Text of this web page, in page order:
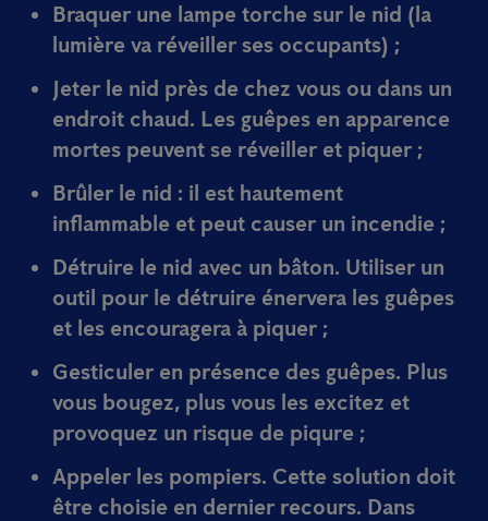
Braquer une lampe torche sur le nid (la
lumière va réveiller ses occupants) ;
Jeter le nid près de chez vous ou dans un
endroit chaud. Les guêpes en apparence
mortes peuvent se réveiller et piquer ;
Brûler le nid : il est hautement
inflammable et peut causer un incendie ;
Détruire le nid avec un bâton. Utiliser un
outil pour le détruire énervera les guêpes
et les encouragera à piquer ;
Gesticuler en présence des guêpes. Plus
vous bougez, plus vous les excitez et
provoquez un risque de piqure ;
Appeler les pompiers. Cette solution doit
être choisie en dernier recours. Dans